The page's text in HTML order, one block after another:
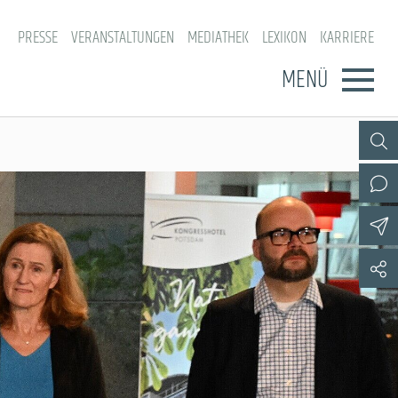
PRESSE VERANSTALTUNGEN MEDIATHEK LEXIKON KARRIERE
MENÜ